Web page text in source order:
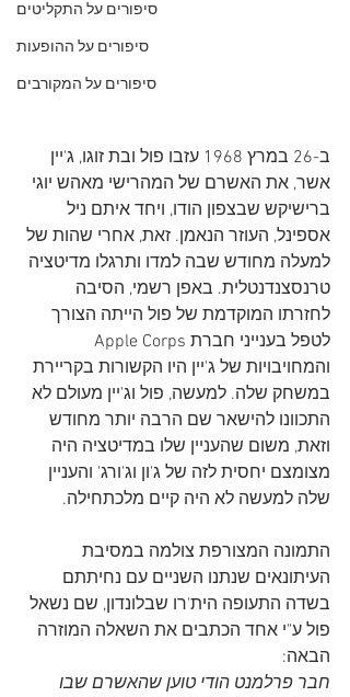
סיפורים על התקליטים
סיפורים על ההופעות
סיפורים על המקורבים
ב-26 במרץ 1968 עזבו פול ובת זוגו, ג'יין
אשר, את האשרם של המהרישי מאהש יוגי
ברישיקש שבצפון הודו, ויחד איתם ניל
אספינל, העוזר הנאמן. זאת, אחרי שהות של
למעלה מחודש שבה למדו ותרגלו מדיטציה
טרנסצנדנטלית. באפן רשמי, הסיבה
לחזרתו המוקדמת של פול הייתה הצורך
והמחויבויות של ג'יין היו הקשורות בקריירת
במשחק שלה. למעשה, פול וג'יין מעולם לא
התכוונו להישאר שם הרבה יותר מחודש
וזאת, משום שהעניין שלו במדיטציה היה
מצומצם יחסית לזה של ג'ון וג'ורג' והעניין
שלה למעשה לא היה קיים מלכתחילה.
התמונה המצורפת צולמה במסיבת
העיתונאים שנתנו השניים עם נחיתתם
בשדה התעופה הית'רו שבלונדון, שם נשאל
פול ע"י אחד הכתבים את השאלה המוזרה
הבאה:
חבר פרלמנט הודי טוען שהאשרם שבו